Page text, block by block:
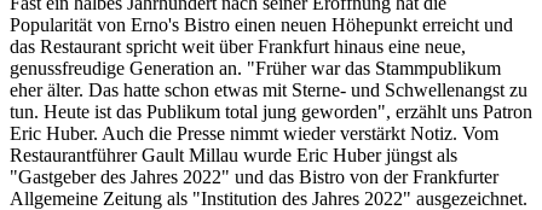
Popularität von Erno's Bistro einen neuen Höhepunkt erreicht und
das Restaurant spricht weit über Frankfurt hinaus eine neue,
genussfreudige Generation an. "Früher war das Stammpublikum
eher älter. Das hatte schon etwas mit Sterne- und Schwellenangst zu
tun. Heute ist das Publikum total jung geworden", erzählt uns Patron
Eric Huber. Auch die Presse nimmt wieder verstärkt Notiz. Vom
Restaurantführer Gault Millau wurde Eric Huber jüngst als
"Gastgeber des Jahres 2022" und das Bistro von der Frankfurter
Allgemeine Zeitung als "Institution des Jahres 2022" ausgezeichnet.